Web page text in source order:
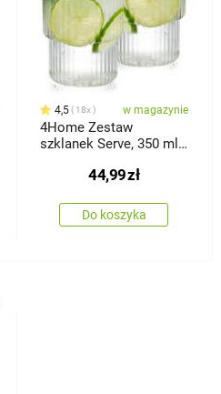
4,5 18x w magazynie
4Home Zestaw
szklanek Serve, 350 ml,
44,99zł
Do koszyka